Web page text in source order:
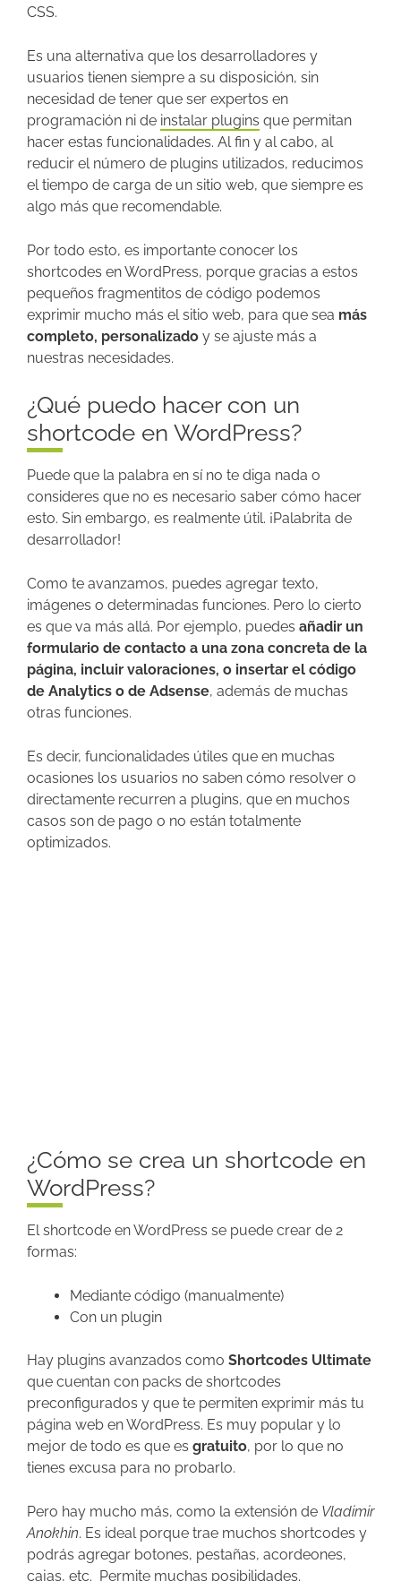
CSS.
Es una alternativa que los desarrolladores y
usuarios tienen siempre a su disposición, sin
necesidad de tener que ser expertos en
programación ni de instalar plugins que permitan
hacer estas funcionalidades. Al fin y al cabo, al
reducir el número de plugins utilizados, reducimos
el tiempo de carga de un sitio web, que siempre es
algo más que recomendable.
Por todo esto, es importante conocer los
shortcodes en WordPress, porque gracias a estos
pequeños fragmentitos de código podemos
exprimir mucho más el sitio web, para que sea más
completo, personalizado y se ajuste más a
nuestras necesidades.
¿Qué puedo hacer con un
shortcode en WordPress?
Puede que la palabra en sí no te diga nada o
consideres que no es necesario saber cómo hacer
esto. Sin embargo, es realmente útil. ¡Palabrita de
desarrollador!
Como te avanzamos, puedes agregar texto,
imágenes o determinadas funciones. Pero lo cierto
es que va más allá. Por ejemplo, puedes añadir un
formulario de contacto a una zona concreta de la
página, incluir valoraciones, o insertar el código
de Analytics o de Adsense, además de muchas
otras funciones.
Es decir, funcionalidades útiles que en muchas
ocasiones los usuarios no saben cómo resolver o
directamente recurren a plugins, que en muchos
casos son de pago o no están totalmente
optimizados.
¿Cómo se crea un shortcode en
WordPress?
El shortcode en WordPress se puede crear de 2
formas:
Mediante código (manualmente)
Con un plugin
Hay plugins avanzados como Shortcodes Ultimate
que cuentan con packs de shortcodes
preconfigurados y que te permiten exprimir más tu
página web en WordPress. Es muy popular y lo
mejor de todo es que es gratuito, por lo que no
tienes excusa para no probarlo.
Pero hay mucho más, como la extensión de Vladimir
Anokhin. Es ideal porque trae muchos shortcodes y
podrás agregar botones, pestañas, acordeones,
cajas, etc. Permite muchas posibilidades.